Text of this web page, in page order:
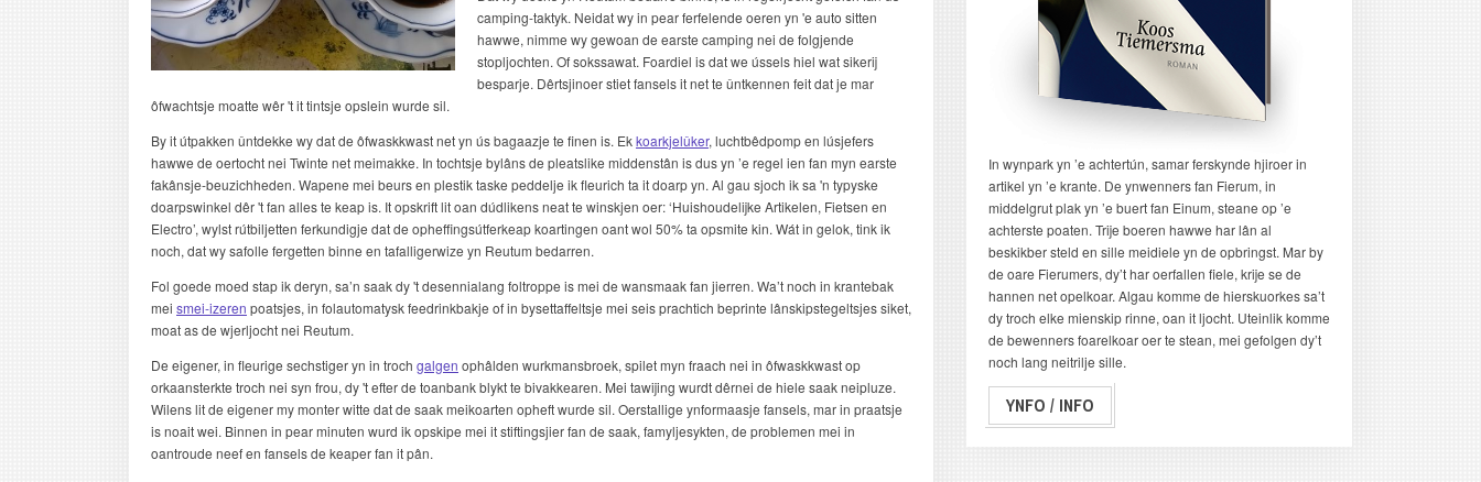
camping-taktyk. Neidat wy in pear ferfelende oeren yn 'e auto sitten
hawwe, nimme wy gewoan de earste camping nei de folgjende
stopljochten. Of sokssawat. Foardiel is dat we ússels hiel wat sikerij
besparje. Dêrtsjinoer stiet fansels it net te ûntkennen feit dat je mar
ôfwachtsje moatte wêr 't it tintsje opslein wurde sil.
By it útpakken ûntdekke wy dat de ôfwaskkwast net yn ús bagaazje te finen is. Ekkoarkjelûker, luchtbêdpomp en lúsjefers
hawwe de oertocht nei Twinte net meimakke. In tochtsje bylâns de pleatslike middenstân is dus yn ’e regel ien fan myn earste
fakânsje-beuzichheden. Wapene mei beurs en plestik taske peddelje ik fleurich ta it doarp yn. Al gau sjoch ik sa 'n typyske
doarpswinkel dêr 't fan alles te keap is. It opskrift lit oan dúdlikens neat te winskjen oer: ‘Huishoudelijke Artikelen, Fietsen en
Electro’, wylst rútbiljetten ferkundigje dat de opheffingsútferkeap koartingen oant wol 50% ta opsmite kin. Wát in gelok, tink ik
noch, dat wy safolle fergetten binne en tafalligerwize yn Reutum bedarren.
Fol goede moed stap ik deryn, sa’n saak dy 't desennialang foltroppe is mei de wansmaak fan jierren. Wa’t noch in krantebak
mei smei-izeren poatsjes, in folautomatysk feedrinkbakje of in bysettaffeltsje mei seis prachtich beprinte lânskipstegeltsjes siket,
moat as de wjerljocht nei Reutum.
De eigener, in fleurige sechstiger yn in troch galgen ophâlden wurkmansbroek, spilet myn fraach nei in ôfwaskkwast op
orkaansterkte troch nei syn frou, dy 't efter de toanbank blykt te bivakkearen. Mei tawijing wurdt dêrnei de hiele saak neipluze.
Wilens lit de eigener my monter witte dat de saak meikoarten opheft wurde sil. Oerstallige ynformaasje fansels, mar in praatsje
is noait wei. Binnen in pear minuten wurd ik opskipe mei it stiftingsjier fan de saak, famyljesykten, de problemen mei in
oantroude neef en fansels de keaper fan it pân.
In wynpark yn ’e achtertún, samar ferskynde hjiroer in
artikel yn ’e krante. De ynwenners fan Fierum, in
middelgrut plak yn ’e buert fan Einum, steane op ’e
achterste poaten. Trije boeren hawwe har lân al
beskikber steld en sille meidiele yn de opbringst. Mar by
de oare Fierumers, dy’t har oerfallen fiele, krije se de
hannen net opelkoar. Algau komme de hierskuorkes sa’t
dy troch elke mienskip rinne, oan it ljocht. Uteinlik komme
de bewenners foarelkoar oer te stean, mei gefolgen dy’t
noch lang neitrilje sille.
YNFO / INFO